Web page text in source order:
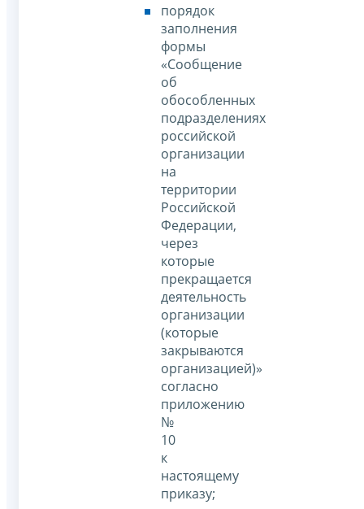
порядок
заполнения
формы
«Сообщение
об
обособленных
подразделениях
российской
организации
на
территории
Российской
Федерации,
через
которые
прекращается
деятельность
организации
(которые
закрываются
организацией)»
согласно
приложению
№
10
к
настоящему
приказу;